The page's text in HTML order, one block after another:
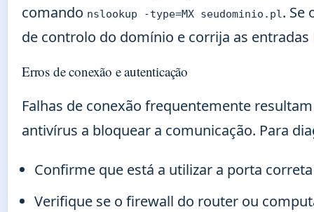
comando nslookup -type=MX seudominio.pl. Se
de controlo do domínio e corrija as
Erros de conexão e autenticação
Falhas de conexão frequentemente
antivírus a bloquear a comunicação. Para
Confirme que está a utilizar a porta correta
Verifique se o firewall do router ou